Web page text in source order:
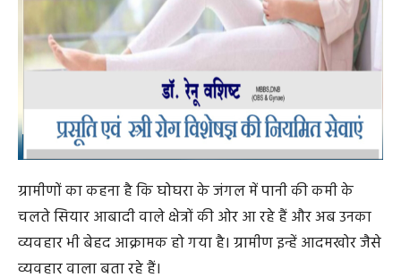
ग्रामीणों का कहना है कि घोघरा के जंगल में पानी की कमी के